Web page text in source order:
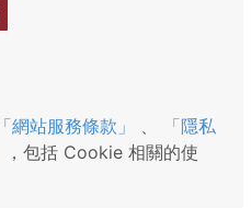
「網站服務條款」
「隱私
，包括 Cookie 相關的使